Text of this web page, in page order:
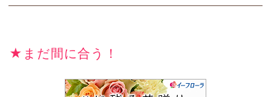
★まだ間に合う！